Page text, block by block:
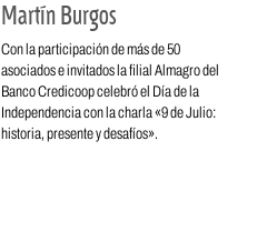
Martín Burgos
Con la participación de más de 50
asociados e invitados la filial Almagro del
Banco Credicoop celebró el Día de la
Independencia con la charla «9 de Julio:
historia, presente y desafíos».